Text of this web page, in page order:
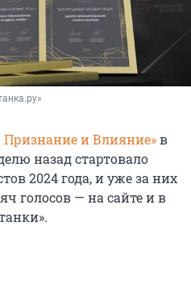
и Влияние»в
назад стартовало
2024 года, и уже за них
голосов — на сайте и в